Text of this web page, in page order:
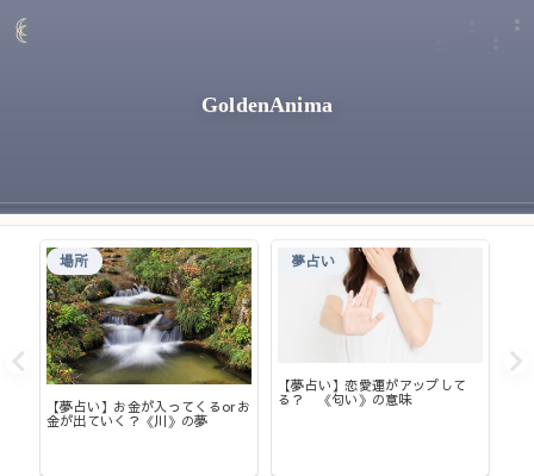
GoldenAnima
場所
【夢占い】お金が入ってくるorお
金が出ていく？《川》の夢
夢占い
【夢占い】恋愛運がアップして
る？ 《匂い》の意味